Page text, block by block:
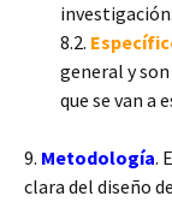
investigación.
8.2.
general y
que se van a
9. Metodología.
clara del diseño